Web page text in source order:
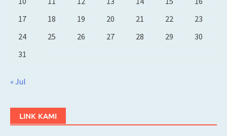
17
18 19 20 21 22
23
24
25 26 27 28 29
30
31
« Jul
LINK KAMI